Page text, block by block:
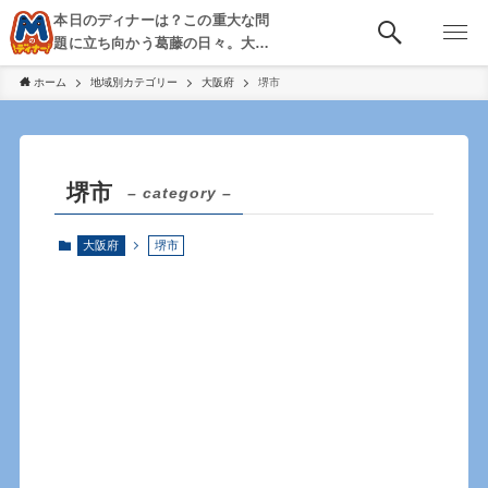
本日のディナーは？この重大な問
題に立ち向かう葛藤の日々。大
阪・京都・神戸を中心とした食べ
歩き、飲み歩きを綴る。
ホーム 地域別カテゴリー 大阪府 堺市
堺市 – category –
大阪府 堺市